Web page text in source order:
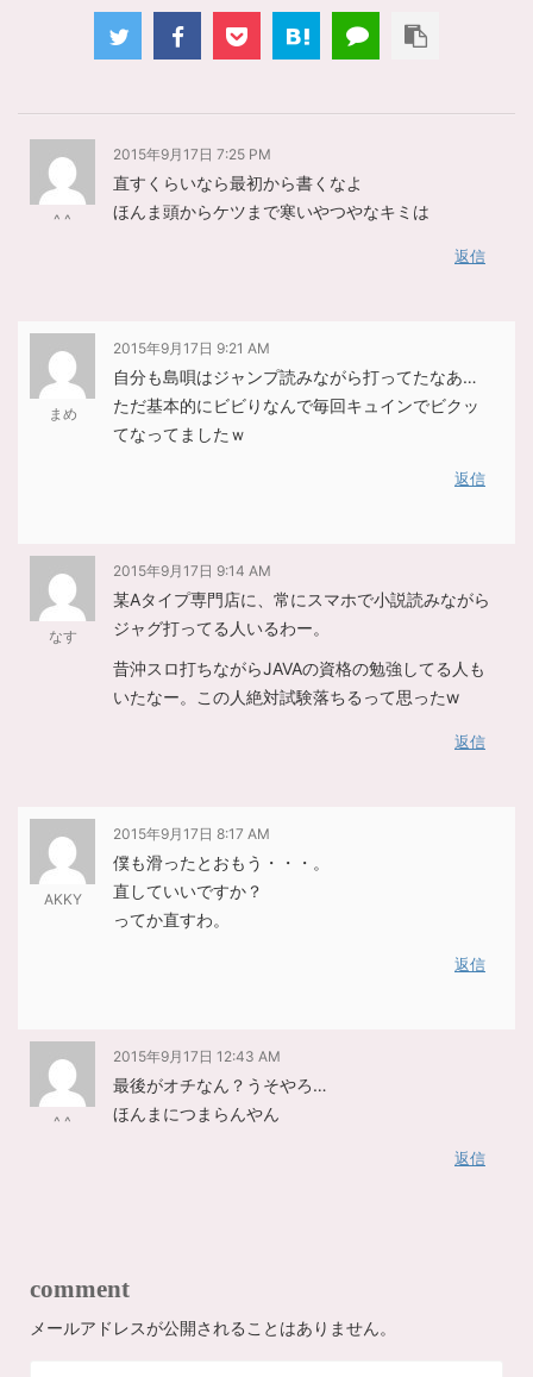
^ ^
2015年9月17日 7:25 PM
直すくらいなら最初から書くなよ
ほんま頭からケツまで寒いやつやなキミは
返信
まめ
2015年9月17日 9:21 AM
自分も島唄はジャンプ読みながら打ってたなあ…
ただ基本的にビビりなんで毎回キュインでビクッ
てなってましたｗ
返信
なす
2015年9月17日 9:14 AM
某Aタイプ専門店に、常にスマホで小説読みながら
ジャグ打ってる人いるわー。
昔沖スロ打ちながらJAVAの資格の勉強してる人も
いたなー。この人絶対試験落ちるって思ったw
返信
AKKY
2015年9月17日 8:17 AM
僕も滑ったとおもう・・・。
直していいですか？
ってか直すわ。
返信
^ ^
2015年9月17日 12:43 AM
最後がオチなん？うそやろ…
ほんまにつまらんやん
返信
comment
メールアドレスが公開されることはありません。